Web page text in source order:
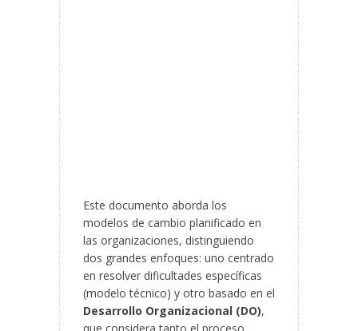
Este documento aborda los
modelos de cambio planificado en
las organizaciones, distinguiendo
dos grandes enfoques: uno centrado
en resolver dificultades específicas
(modelo técnico) y otro basado en el
Desarrollo Organizacional (DO),